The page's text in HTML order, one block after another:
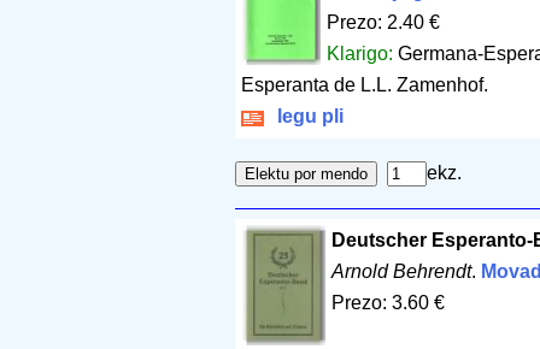
Prezo: 2.40 €
Klarigo:Germana-
Esperanta de L.L. Zamenhof.
legu pli
ekz.
Deutscher
Arnold Behrendt.
Prezo: 3.60 €